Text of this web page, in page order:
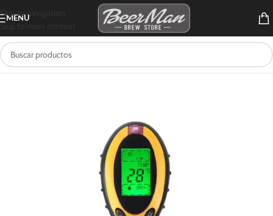
Skip to navigation
Skip to main content
MENU